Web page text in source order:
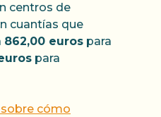
centros de
cuantías que
862,00 euros para
para
cómo